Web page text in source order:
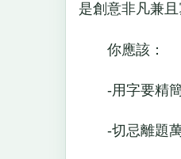
是創意非凡兼
你應該：
-用字要精簡
-切忌離題萬